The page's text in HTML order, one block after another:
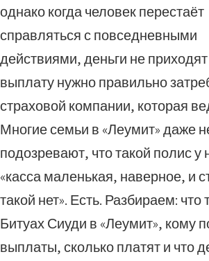
однако когда человек перестаёт
справляться с повседневными
действиями, деньги не
выплату нужно правильно
страховой компании, которая
Многие семьи в «Леумит» даже
подозревают, что такой полис у
«касса маленькая, наверное, и
такой нет». Есть. Разбираем: что
Битуах Сиуди в «Леумит», кому
выплаты, сколько платят и что